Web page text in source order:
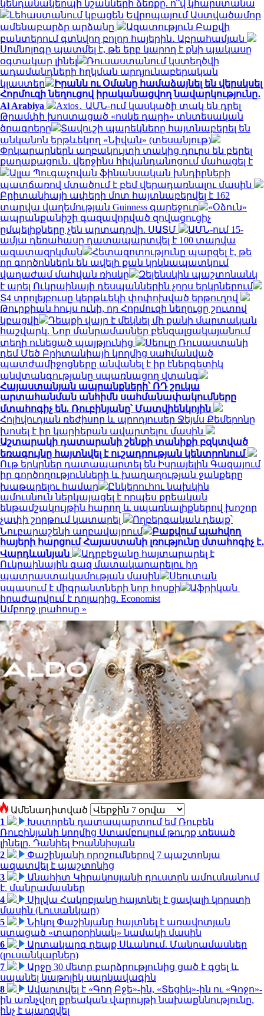
կենդանակերպի նշանների ձեռքը. ո՞վ կհարստանա
Լեհաստանում կբացեն Եվրոպայում Աստվածամոր
ամենաբարձր արձանը
Ազատություն Բաքվի
բանտերում գտնվող բոլոր հայերին․ Աբրահամյան
Սոմնոլոգը պատմել է, թե երբ կարող է քնի պակասը
օգտակար լինել
Ռուսաստանում կստեղծվի
ադամանդների հղկման արդյունաբերական
կլաստեր
Իրանն ու Օմանը համաձայնել են վերսկսել
Հորմուզի նեղուցով իրականացվող նավարկությունը․
Al Arabiya
Axios․ ԱՄՆ-ում կասկածի տակ են դրել
Թրամփի խոստացած «ոսկե դարի» տնտեսական
ծրագրերը
Տավուշի պարեկները հայտնաբերել են
անկանոն երթևեկող «Նիվան» (տեսանյութ)
Փրկարարներն աղբակույտի տակից դուրս են բերել
քաղաքացուն․ վերջինս հիվանդանոցում մահացել է
Ալլա Պուգաչովան ֆինանսական խնդիրների
պատճառով մտածում է բեմ վերադառնալու մասին
Բրիտանիայի ափերի մոտ հայտնաբերվել է 162
տարվա վաղեմության Guinness գարեջուր
«Օձուն»
ապրանքանիշի գազավորված զովացուցիչ
ըմպելիքները չեն արտադրվի. ՍԱՏՄ
ԱՄՆ-ում 15-
ամյա դեռահասը դատապարտվել է 100 տարվա
ազատազրկման
Հետազոտությունը պարզել է, թե
որ գործոններն են ավելի քան կրկնապատկում
վաղաժամ մահվան ռիսկը
Զելենսկին պաշտոնանկ
է արել Ուկրաինայի դեսպաններին չորս երկրներում
Տ4 տրոլեյբուսը կերթևեկի փոփոխված երթուղով
Թուրքիան հույս ունի, որ Հորմուզի նեղուցը շուտով
կբացվի
Դեպքի վայր է մեկնել մի քանի մարտական
հաշվարկ. Նոր մանրամասներ բենզալցակայանում
տեղի ունեցած պայթյունից
Սեուլը Ռուսաստանի
դեմ Մեծ Բրիտանիայի կողմից սահմանված
պատժամիջոցները անվանել է իր էներգետիկ
անվտանգությանը սպառնացող վտանգ
Հայաստանյան ապրանքների՝ ՌԴ շուկա
արտահանման անհիմն սահմանափակումները
մտահոգիչ են. Ռուբինյանը՝ Մատվիենկոյին
Հոլիվուդյան ռեժիսոր և պրոդյուսեր Ջեյմս Քեմերոնը
խոսել է իր կարիերան ավարտելու մասին
Աշտարակի դատարանի շենքի տանիքի բզկտված
եռագույնը հայտնվել է ուշադրության կենտրոնում
Ութ երկրներ դատապարտել են Իսրայելին Գազայում
իր գործողությունների և խաղաղության ջանքերը
խաթարելու համար
Ընկերուհու նախկին
ամուսնուն ներկայացել է որպես քրեական
ենթամշակույթին հարող և սպառնալիքներով խոշոր
չափի շորթում կատարել
Ողբերգական դեպք՝
Նուբարաշենի աղբավայրում
Բաքվում պահվող
հայերի հարցում Հայաստանի լռությունը մտահոգիչ է․
Վարդևանյան
Ադրբեջանը հայտարարել է
Ուկրաինային գազ մատակարարելու իր
պատրաստակամության մասին
Սեուտան
սպասում է միգրանտների նոր հոսքի
Աֆրիկան ​​
հրաժարվում է դոլարից. Economist
Ամբողջ լրահոսը »
Ամենադիտված
1
Խստորեն դատապարտում եմ Ռուբեն
Ռուբինյանի կողմից Ստամբուլում թուրք տեսած
լինելը. Դանիել Իոաննիսյան
2
Փաշինյանի որոշումներով 7 պաշտոնյա
ազատվել է պաշտոնից
3
Անահիտ Կիրակոսյանի դուստրն ամուսնանում
է. մանրամասներ
4
Սիլվա Հակոբյանը հայտնել է ցավալի կորստի
մասին (Լուսանկար)
5
Նիկոլ Փաշինյանը հայտնել է առավոտյան
ստացած «տարօրինակ» նամակի մասին
6
Արտակարգ դեպք Սևանում. Մանրամասներ
(լուսանկարներ)
7
Արջը 30 մետր բարձրությունից ցած է գցել և
սպանել կաթոլիկ սարկավագին
8
Ավարտվել է «Գող Բջե»-ին, «Տեցիկ»-ին ու «Գոջո»-
ին առնչվող քրեական վարույթի նախաքննությունը.
ինչ է պարզվել